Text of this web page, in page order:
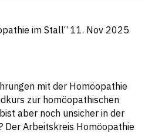
im Stall“ 11. Nov 2025
mit der Homöopathie
zur homöopathischen
aber noch unsicher in der
Der Arbeitskreis Homöopathie